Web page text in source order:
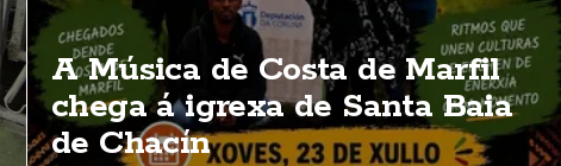
A Música de Costa de Marfil
chega á igrexa de Santa Baia
de Chacín